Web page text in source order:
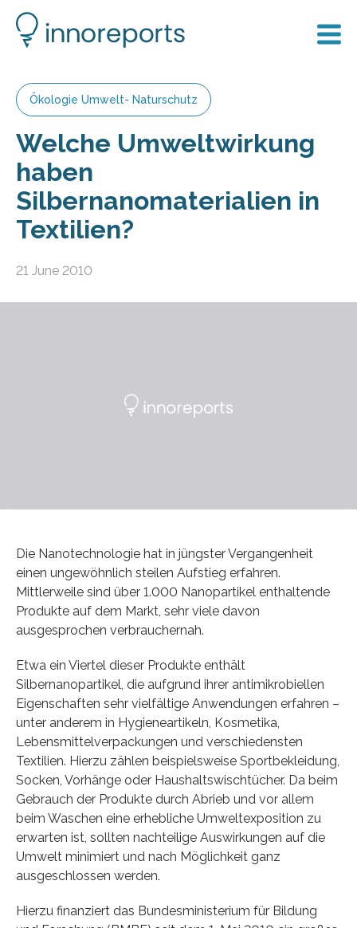
Ökologie Umwelt- Naturschutz
Welche Umweltwirkung
haben
Silbernanomaterialien in
Textilien?
21 June 2010
Die Nanotechnologie hat in jüngster Vergangenheit
einen ungewöhnlich steilen Aufstieg erfahren.
Mittlerweile sind über 1.000 Nanopartikel enthaltende
Produkte auf dem Markt, sehr viele davon
ausgesprochen verbrauchernah.
Etwa ein Viertel dieser Produkte enthält
Silbernanopartikel, die aufgrund ihrer antimikrobiellen
Eigenschaften sehr vielfältige Anwendungen erfahren –
unter anderem in Hygieneartikeln, Kosmetika,
Lebensmittelverpackungen und verschiedensten
Textilien. Hierzu zählen beispielsweise Sportbekleidung,
Socken, Vorhänge oder Haushaltswischtücher. Da beim
Gebrauch der Produkte durch Abrieb und vor allem
beim Waschen eine erhebliche Umweltexposition zu
erwarten ist, sollten nachteilige Auswirkungen auf die
Umwelt minimiert und nach Möglichkeit ganz
ausgeschlossen werden.
Hierzu finanziert das Bundesministerium für Bildung